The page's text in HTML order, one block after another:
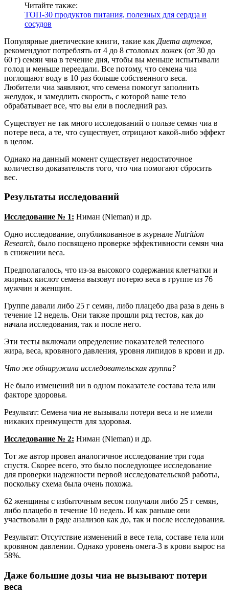
Читайте также:
ТОП-30 продуктов питания, полезных для сердца и
сосудов
Популярные диетические книги, такие как Диета ацтеков,
рекомендуют потреблять от 4 до 8 столовых ложек (от 30 до
60 г) семян чиа в течение дня, чтобы вы меньше испытывали
голод и меньше переедали. Все потому, что семена чиа
поглощают воду в 10 раз больше собственного веса.
Любители чиа заявляют, что семена помогут заполнить
желудок, и замедлить скорость, с которой ваше тело
обрабатывает все, что вы ели в последний раз.
Существует не так много исследований о пользе семян чиа в
потере веса, а те, что существует, отрицают какой-либо эффект
в целом.
Однако на данный момент существует недостаточное
количество доказательств того, что чиа помогают сбросить
вес.
Результаты исследований
Исследование № 1: Ниман (Nieman) и др.
Одно исследование, опубликованное в журнале Nutrition
Research, было посвящено проверке эффективности семян чиа
в снижении веса.
Предполагалось, что из-за высокого содержания клетчатки и
жирных кислот семена вызовут потерю веса в группе из 76
мужчин и женщин.
Группе давали либо 25 г семян, либо плацебо два раза в день в
течение 12 недель. Они также прошли ряд тестов, как до
начала исследования, так и после него.
Эти тесты включали определение показателей телесного
жира, веса, кровяного давления, уровня липидов в крови и др.
Что же обнаружила исследовательская группа?
Не было изменений ни в одном показателе состава тела или
факторе здоровья.
Результат: Семена чиа не вызывали потери веса и не имели
никаких преимуществ для здоровья.
Исследование № 2: Ниман (Nieman) и др.
Тот же автор провел аналогичное исследование три года
спустя. Скорее всего, это было последующее исследование
для проверки надежности первой исследовательской работы,
поскольку схема была очень похожа.
62 женщины с избыточным весом получали либо 25 г семян,
либо плацебо в течение 10 недель. И как раньше они
участвовали в ряде анализов как до, так и после исследования.
Результат: Отсутствие изменений в весе тела, составе тела или
кровяном давлении. Однако уровень омега-3 в крови вырос на
58%.
Даже большие дозы чиа не вызывают потери
веса